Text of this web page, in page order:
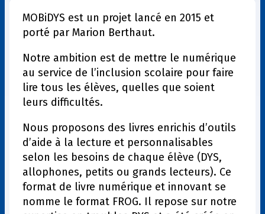
MOBiDYS est un projet lancé en 2015 et
porté par Marion Berthaut.
Notre ambition est de mettre le numérique
au service de l’inclusion scolaire pour faire
lire tous les élèves, quelles que soient
leurs difficultés.
Nous proposons des livres enrichis d’outils
d’aide à la lecture et personnalisables
selon les besoins de chaque élève (DYS,
allophones, petits ou grands lecteurs). Ce
format de livre numérique et innovant se
nomme le format FROG. Il repose sur notre